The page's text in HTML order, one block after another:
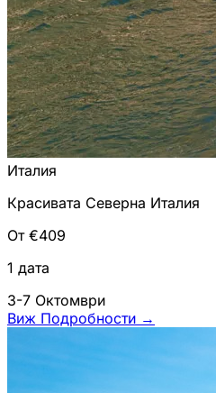
Италия
Красивата Северна Италия
От €409
1 дата
3-7 Октомври
Виж Подробности →